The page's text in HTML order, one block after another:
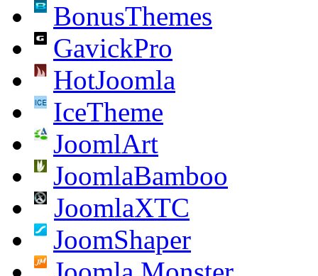
BonusThemes
GavickPro
HotJoomla
IceTheme
JoomlArt
JoomlaBamboo
JoomlaXTC
JoomShaper